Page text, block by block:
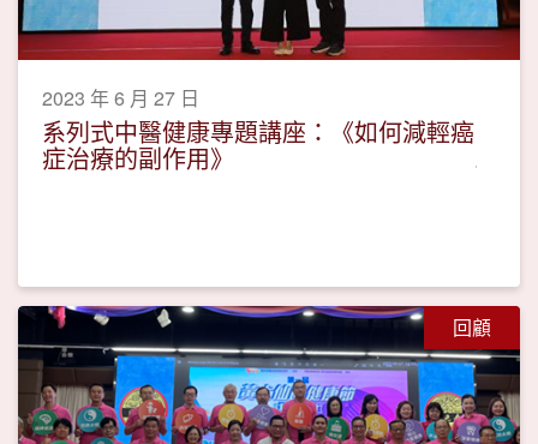
2023 年 6 月 27 日
系列式中醫健康專題講座：《如何減輕癌
症治療的副作用》
回顧